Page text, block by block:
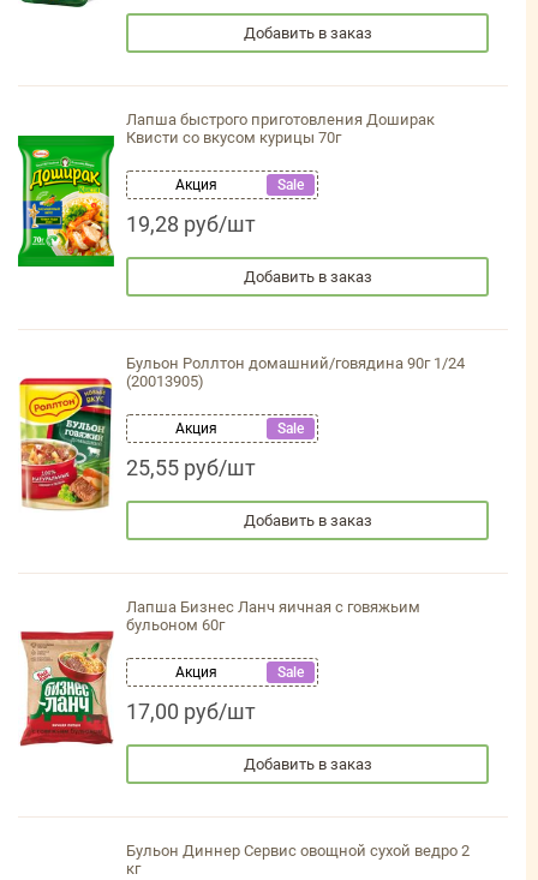
Добавить в заказ
Лапша быстрого приготовления Доширак
Квисти со вкусом курицы 70г
Акция Sale
19,28 руб/шт
Добавить в заказ
Бульон Роллтон домашний/говядина 90г 1/24
(20013905)
Акция Sale
25,55 руб/шт
Добавить в заказ
Лапша Бизнес Ланч яичная с говяжьим
бульоном 60г
Акция Sale
17,00 руб/шт
Добавить в заказ
Бульон Диннер Сервис овощной сухой ведро 2
кг